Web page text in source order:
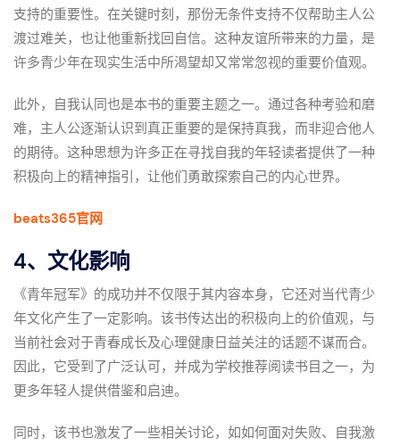
支持的重要性。在关键时刻，那份无条件支持不仅帮助主人公
渡过难关，也让他重新找回自信。这种友谊所带来的力量，是
许多青少年在现实生活中所渴望却又常常忽视的重要价值观。
此外，自我认同也是本书的重要主题之一。通过各种考验和磨
难，主人公逐渐认识到真正重要的是保持真我，而非迎合他人
的期待。这种思想为许多正在寻找自我的年轻读者提供了一种
积极向上的精神指引，让他们勇敢探索自己的内心世界。
beats365官网
4、文化影响
《青年冠军》的成功并不仅限于其内容本身，它还对当代青少
年文化产生了一定影响。该书传达出的积极向上的价值观，与
当前社会对于青春成长及心理健康日益关注的话题不谋而合。
因此，它受到了广泛认可，并成为学校推荐阅读书目之一，为
更多年轻人提供借鉴和启迪。
同时，该书也激发了一些相关讨论，如如何面对失败、自我激